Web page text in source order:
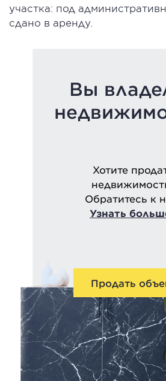
участка: под
сдано в аренду.
Вы
Хотите
Обратитесь к
Узнать
Продать